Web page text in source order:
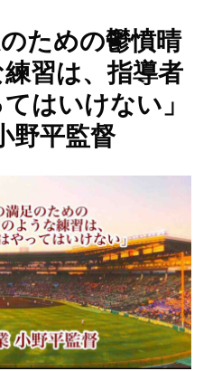
ための鬱憤晴
習は、指導者
はいけない」
野平監督